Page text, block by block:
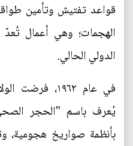
قواعد تفتيش وتأمين
الهجمات؛ وهي أعمال تُعدّ
الدولي الحالي.
في عام ١٩٦٢،
يُعرف باسم "الحجر
بأنظمة صواريخ